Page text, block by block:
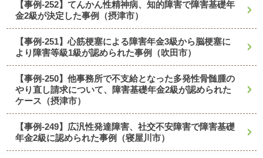
【事例-252】てんかん性精神病、知的障害で障害基礎年
金2級が決定した事例（摂津市）
【事例-251】心筋梗塞による障害年金3級から脳梗塞に
より障害等級1級が認められた事例（吹田市）
【事例-250】他事務所で不支給となった多発性骨髄腫の
やり直し請求について、障害基礎年金2級が認められた
ケース（摂津市）
【事例-249】広汎性発達障害、社交不安障害で障害基礎
年金2級に認められた事例（寝屋川市）